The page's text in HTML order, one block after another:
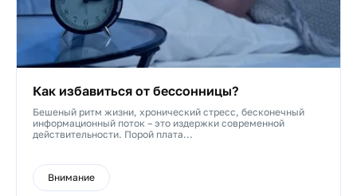
Как избавиться от бессонницы?
Бешеный ритм жизни, хронический стресс, бесконечный
информационный поток – это издержки современной
действительности. Порой плата...
Внимание